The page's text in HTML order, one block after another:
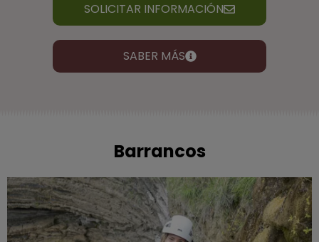
SABER MÁS
SOLICITAR INFORMACIÓN
Barrancos